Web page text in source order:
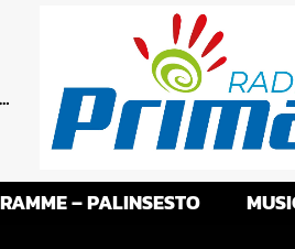
Vous écoutez Radio Prima - Le cœur de vos Racines !
– PALINSESTO